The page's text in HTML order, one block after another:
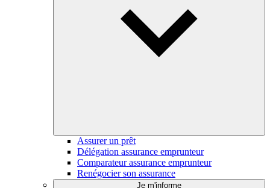
Assurer un prêt
Délégation assurance emprunteur
Comparateur assurance emprunteur
Renégocier son assurance
Je m'informe